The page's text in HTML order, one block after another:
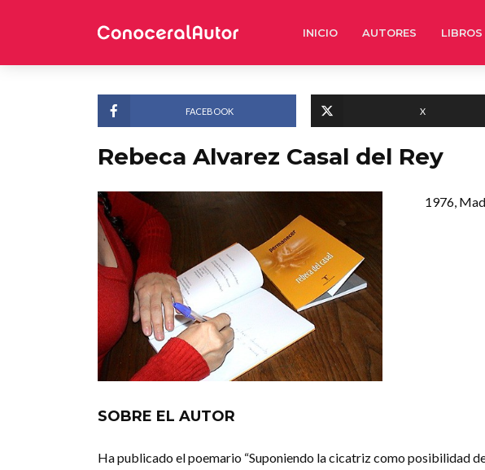
INICIO AUTORES LIBROS
FACEBOOK X
Rebeca Alvarez Casal del Rey
1976,
SOBRE EL AUTOR
Ha publicado el poemario “Suponiendo la cicatriz como posibilidad